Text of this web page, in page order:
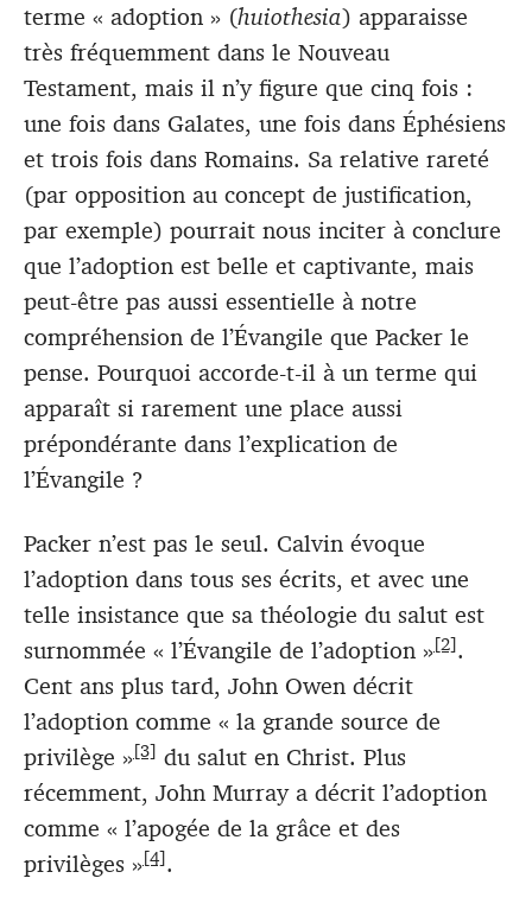
terme « adoption » (huiothesia) apparaisse
très fréquemment dans le Nouveau
Testament, mais il n’y figure que cinq fois :
une fois dans Galates, une fois dans Éphésiens
et trois fois dans Romains. Sa relative rareté
(par opposition au concept de justification,
par exemple) pourrait nous inciter à conclure
que l’adoption est belle et captivante, mais
peut-être pas aussi essentielle à notre
compréhension de l’Évangile que Packer le
pense. Pourquoi accorde-t-il à un terme qui
apparaît si rarement une place aussi
prépondérante dans l’explication de
l’Évangile ?
Packer n’est pas le seul. Calvin évoque
l’adoption dans tous ses écrits, et avec une
telle insistance que sa théologie du salut est
surnommée « l’Évangile de l’adoption »[2].
Cent ans plus tard, John Owen décrit
l’adoption comme « la grande source de
privilège »[3] du salut en Christ. Plus
récemment, John Murray a décrit l’adoption
comme « l’apogée de la grâce et des
privilèges »[4].